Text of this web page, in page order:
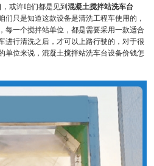
或许咱们都是见到混凝土搅拌站洗车台
只是知道这款设备是清洗工程车使用的，
每一个搅拌站单位，都是需要采用一款适合
进行清洗之后，才可以上路行驶的，对于很
单位来说，混凝土搅拌站洗车台设备价钱怎